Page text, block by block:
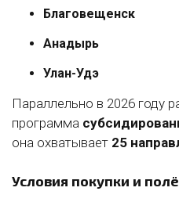
Благовещенск
Анадырь
Улан-Удэ
Параллельно в 2026 году
программа
она охватывает 25
Условия покупки и